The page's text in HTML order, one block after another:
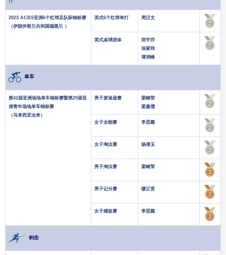
2023 ACBS亚洲6个红球及队际锦标赛
（伊朗伊斯兰共和国德黑兰 ）
英式6个红球单打 周汉文
英式桌球团体
郑宇乔
张家玮
谭润峰
单车
第42届亚洲场地单车锦标赛暨第29届亚
洲青年场地单车锦标赛
（马来西亚汝来）
男子麦迪逊赛
梁峻荣
梁嘉儒
女子全能赛 李思颖
女子淘汰赛 杨倩玉
男子淘汰赛 梁峻荣
男子记分赛 缪正贤
女子捕捉赛 李思颖
剑击